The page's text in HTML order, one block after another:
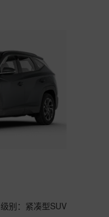
级别：紧凑型SUV